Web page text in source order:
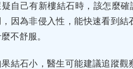
自己有新樓結石時，該怎麼
，因為非侵入性，能快速看到
不舒服。
結石小，醫生可能建議追蹤